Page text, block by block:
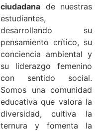
ciudadana de nuestras
estudiantes,
desarrollando su
pensamiento crítico, su
conciencia ambiental y
su liderazgo femenino
con sentido social.
Somos una comunidad
educativa que valora la
diversidad, cultiva la
ternura y fomenta la